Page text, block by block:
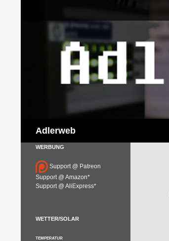
Adlerweb
WERBUNG
Support @ Patreon
Support @ Amazon*
Support @ AliExpress*
WETTER/SOLAR
TEMPERATUR